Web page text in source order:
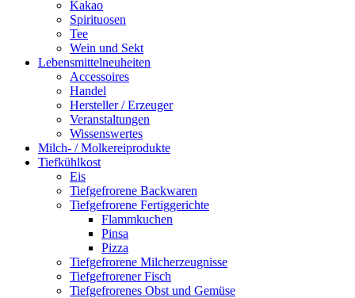
Kakao
Spirituosen
Tee
Wein und Sekt
Lebensmittelneuheiten
Accessoires
Handel
Hersteller / Erzeuger
Veranstaltungen
Wissenswertes
Milch- / Molkereiprodukte
Tiefkühlkost
Eis
Tiefgefrorene Backwaren
Tiefgefrorene Fertiggerichte
Flammkuchen
Pinsa
Pizza
Tiefgefrorene Milcherzeugnisse
Tiefgefrorener Fisch
Tiefgefrorenes Obst und Gemüse